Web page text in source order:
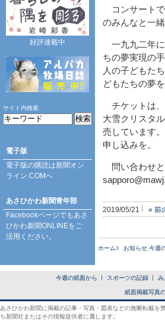
コンサートで
のみんなと一
一九九二年に
ちの夢実現の
人の子どもた
どもたちの夢
チケットは、
大雪クリスタ
売しています
申し込みを。
問い合わせ
2019/05/21 « 前
ホーム お知らせ 今週
好評連載中
サイト内検索
電子版
電子版の購読は新聞オン
ライン.COMへ
あさひかわ新聞青年部
Facebookページでもあさ
ひかわ新聞ONLINEをご
活用ください。
今週の紙面から スポーツの記録 み
紙面掲載写真
あさひかわ新聞に掲載の記事・写真・図表などの無断転載を
ち新聞社またはその情報提供者に属します。